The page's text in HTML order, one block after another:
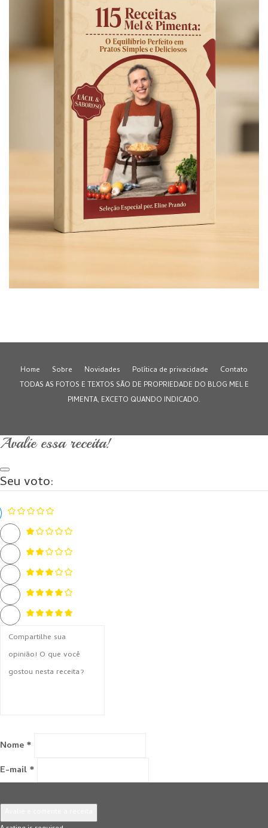
Home Sobre Novidades Política de privacidade
Contato
TODAS AS FOTOS E TEXTOS SÃO DE PROPRIEDADE DO BLOG MEL E
PIMENTA, EXCETO QUANDO INDICADO.
Avalie essa receita!
Seu voto:
Nome *
E-mail *